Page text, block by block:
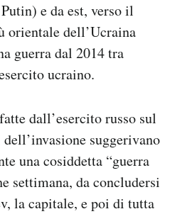
e da est, verso il
orientale dell’Ucraina
guerra dal 2014 tra
ucraino.
dall’esercito russo sul
suggerivano
una cosiddetta “guerra
settimana, da concludersi
la capitale, e poi di tutta